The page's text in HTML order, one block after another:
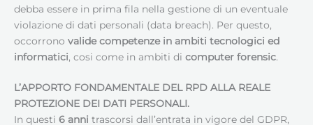
debba essere in prima fila nella gestione di un eventuale
violazione di dati personali (data breach). Per questo,
occorrono valide competenze in ambiti tecnologici ed
informatici, cosi come in ambiti di computer forensic.
L’APPORTO FONDAMENTALE DEL RPD ALLA REALE
PROTEZIONE DEI DATI PERSONALI.
In questi 6 anni trascorsi dall’entrata in vigore del GDPR,